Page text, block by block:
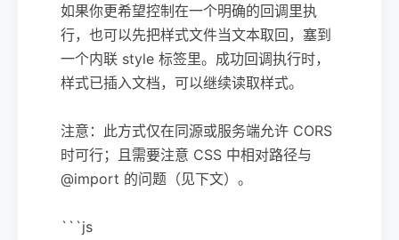
如果你更希望控制在一个明确的回调里执
行，也可以先把样式文件当文本取回，塞到
一个内联 style 标签里。成功回调执行时，
样式已插入文档，可以继续读取样式。
注意：此方式仅在同源或服务端允许 CORS
时可行；且需要注意 CSS 中相对路径与
@import 的问题（见下文）。
```js